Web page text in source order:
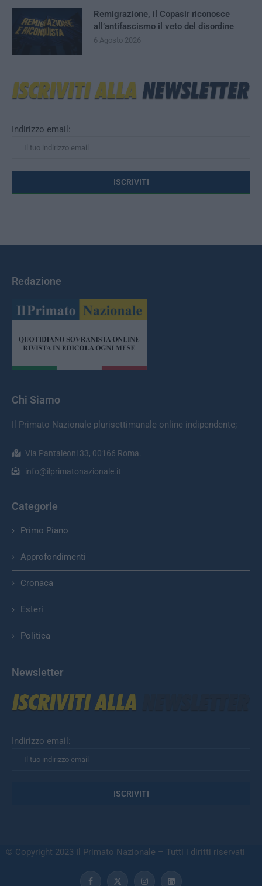
Indirizzo email:
Remigrazione, il Copasir riconosce
all’antifascismo il veto del disordine
6 Agosto 2026
Redazione
Chi Siamo
Il Primato Nazionale plurisettimanale online indipendente;
Via Pantaleoni 33, 00166 Roma.
info@ilprimatonazionale.it
Categorie
Primo Piano
Approfondimenti
Cronaca
Esteri
Politica
Newsletter
Indirizzo email:
© Copyright 2023 Il Primato Nazionale – Tutti i diritti riservati